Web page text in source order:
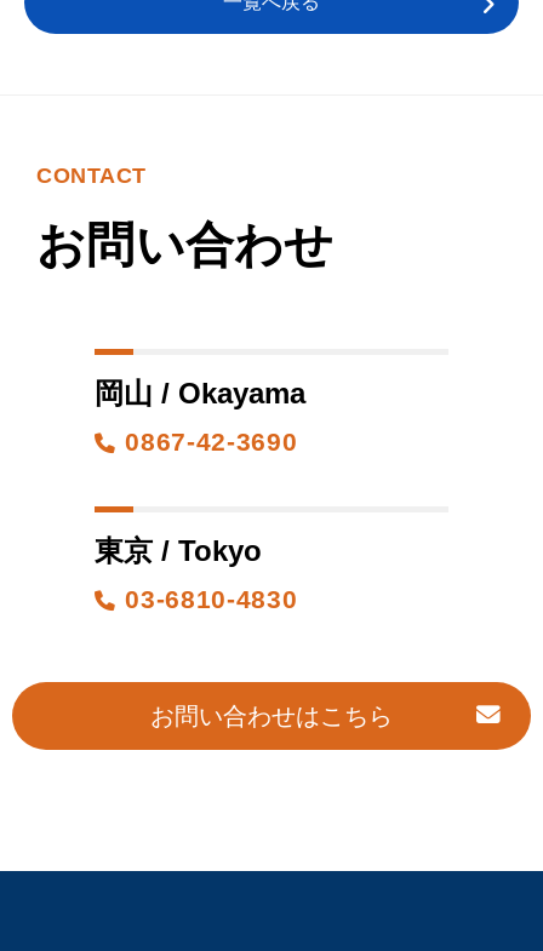
CONTACT
お問い合わせ
岡山 / Okayama
0867-42-3690
東京 / Tokyo
03-6810-4830
お問い合わせはこちら